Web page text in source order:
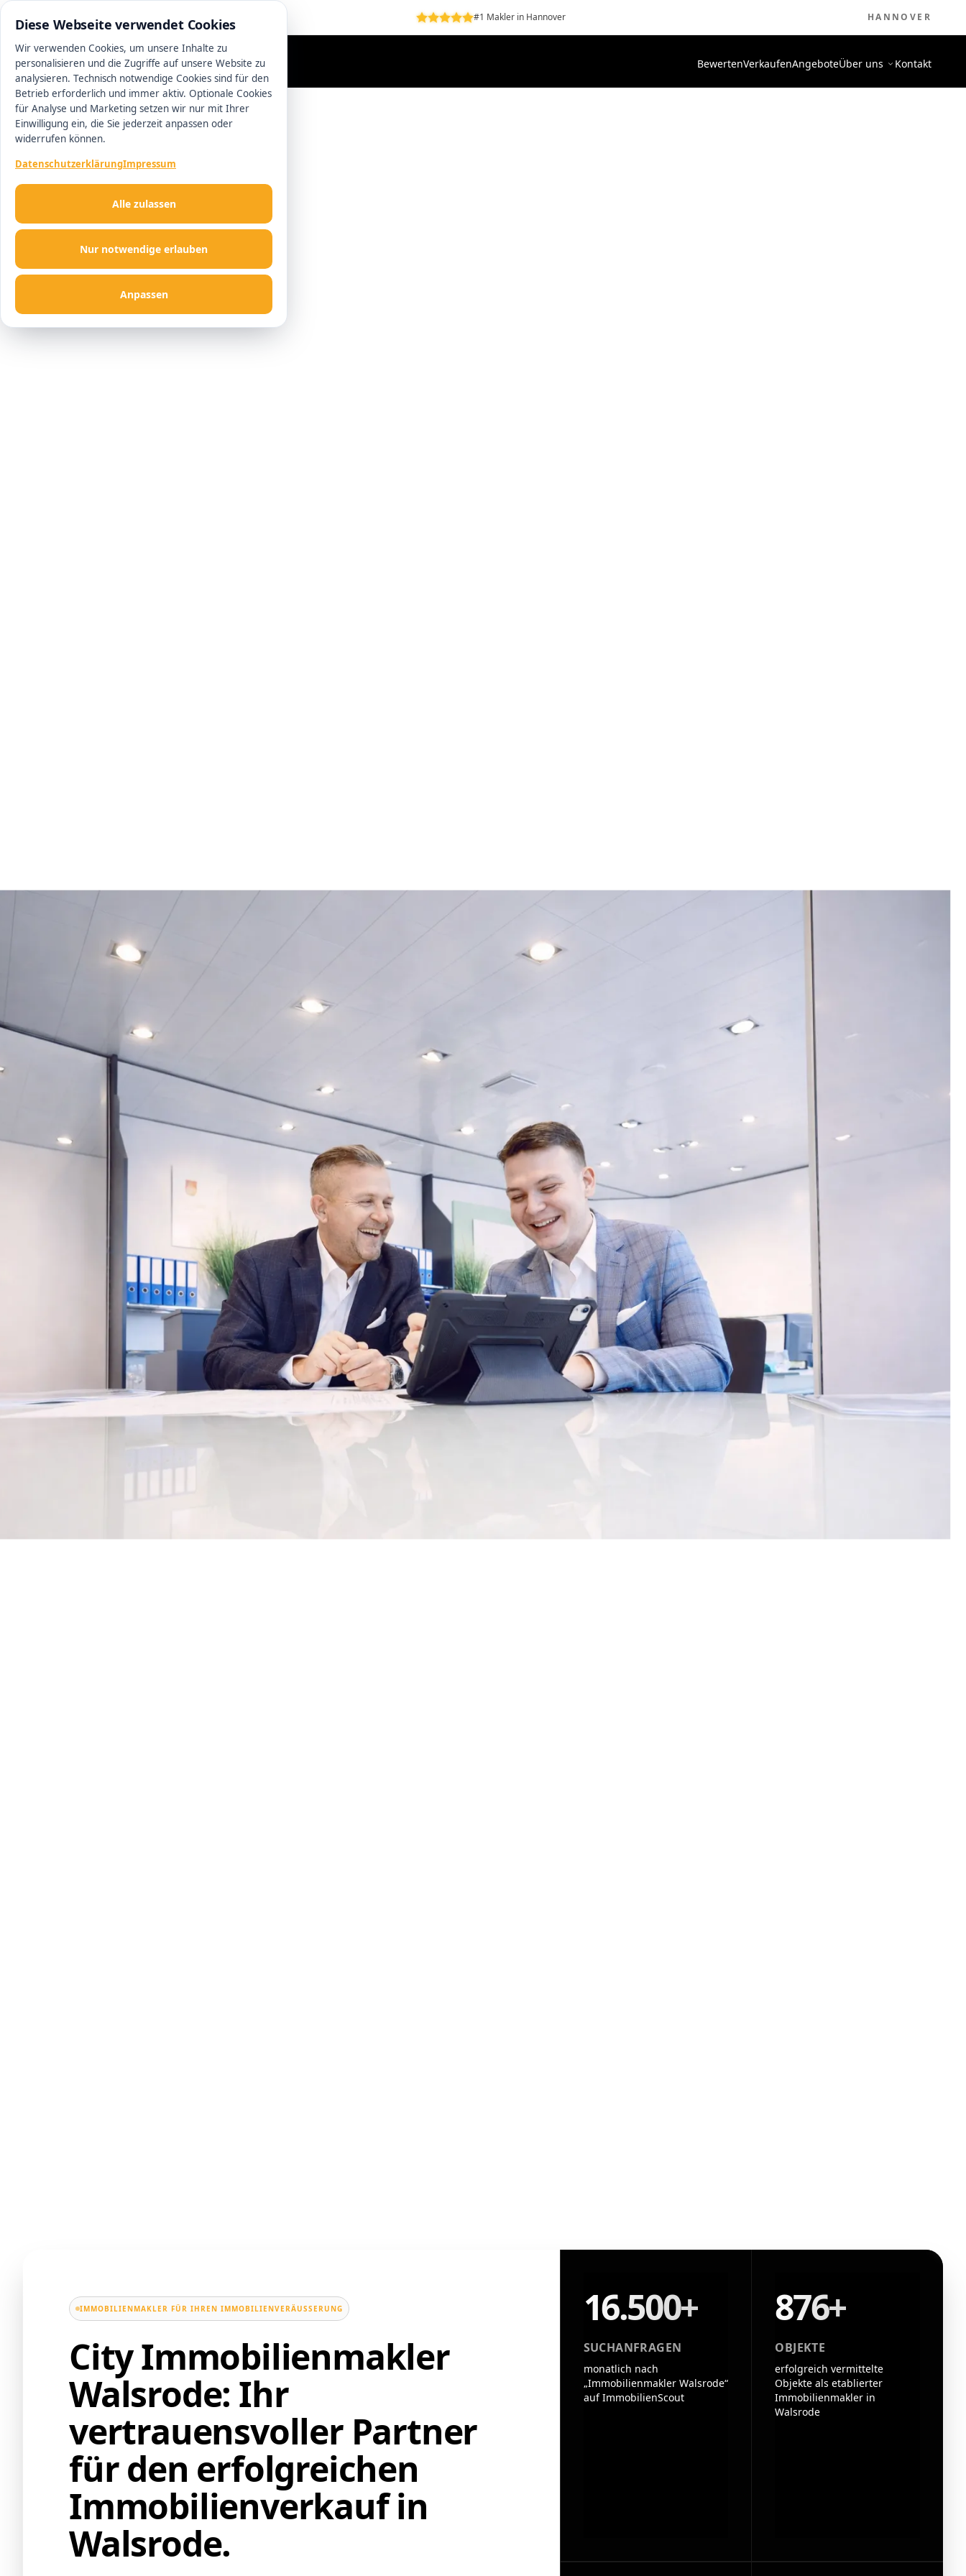
0511 13221100 #1 Makler in Hannover HANNOVER
BewertenVerkaufenAngeboteÜber uns Kontakt
IMMOBILIENMAKLER FÜR IHREN IMMOBILIENVERÄUSSERUNG
City Immobilienmakler
Walsrode: Ihr
vertrauensvoller Partner
für den erfolgreichen
Immobilienverkauf in
Walsrode.
16.500+
SUCHANFRAGEN
monatlich nach
„Immobilienmakler Walsrode“
auf ImmobilienScout
876+
OBJEKTE
erfolgreich vermittelte
Objekte als etablierter
Immobilienmakler in
Walsrode
Diese Webseite verwendet Cookies
Wir verwenden Cookies, um unsere Inhalte zu
personalisieren und die Zugriffe auf unsere Website zu
analysieren. Technisch notwendige Cookies sind für den
Betrieb erforderlich und immer aktiv. Optionale Cookies
für Analyse und Marketing setzen wir nur mit Ihrer
Einwilligung ein, die Sie jederzeit anpassen oder
widerrufen können.
DatenschutzerklärungImpressum
Nur notwendige erlauben
Anpassen
Alle zulassen